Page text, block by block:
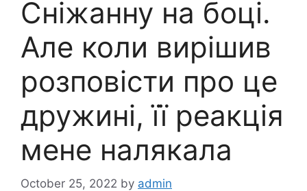
Сніжанну на боці.
Але коли вирішив
розповісти про це
дружині, її реакція
мене налякала
October 25, 2022 by admin